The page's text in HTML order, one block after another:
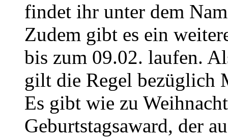
findet ihr unter dem
Zudem gibt es ein
bis zum 09.02. laufen.
gilt die Regel bezüglich
Es gibt wie zu
Geburtstagsaward, der